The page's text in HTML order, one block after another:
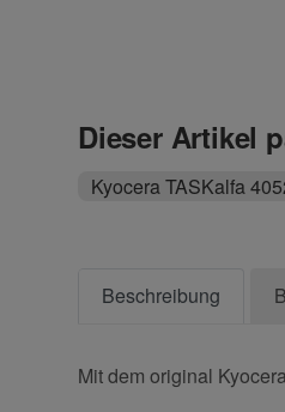
Dieser Artikel
Kyocera TASKalfa
Beschreibung
Mit dem original